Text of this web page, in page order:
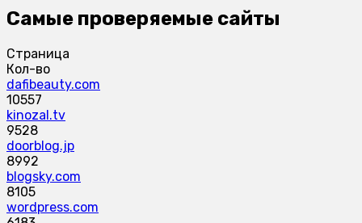
Самые проверяемые сайты
Страница
Кол-во
dafibeauty.com
10557
kinozal.tv
9528
doorblog.jp
8992
blogsky.com
8105
wordpress.com